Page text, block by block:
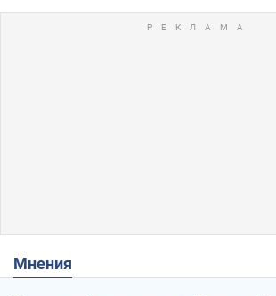
Мнения